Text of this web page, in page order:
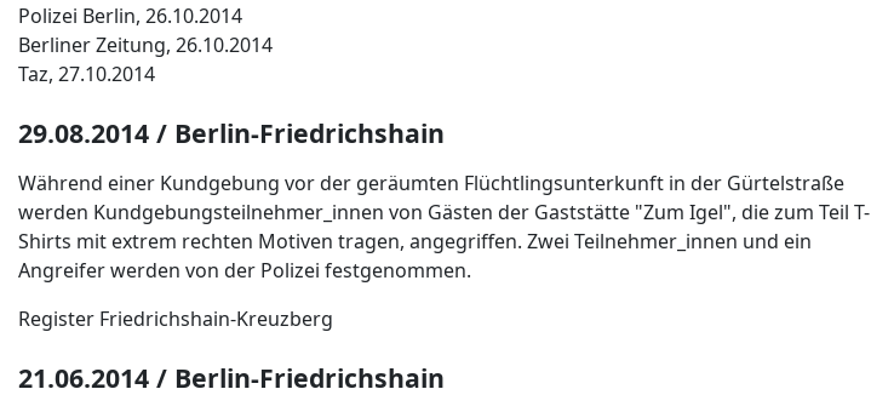
Polizei Berlin, 26.10.2014
Berliner Zeitung, 26.10.2014
Taz, 27.10.2014
29.08.2014 / Berlin-Friedrichshain
Während einer Kundgebung vor der geräumten Flüchtlingsunterkunft in der Gürtelstraße
werden Kundgebungsteilnehmer_innen von Gästen der Gaststätte "Zum Igel", die zum Teil T-
Shirts mit extrem rechten Motiven tragen, angegriffen. Zwei Teilnehmer_innen und ein
Angreifer werden von der Polizei festgenommen.
Register Friedrichshain-Kreuzberg
21.06.2014 / Berlin-Friedrichshain